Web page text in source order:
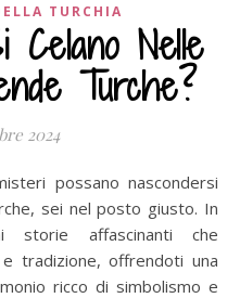
TURCHIA
Celano Nelle
Turche?
2024
sei nel posto giusto. In
storie affascinanti che
tradizione, offrendoti una
ricco di simbolismo e